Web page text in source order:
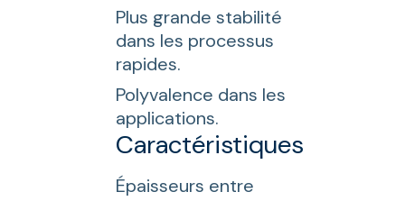
Plus grande stabilité
dans les processus
rapides.
Polyvalence dans les
applications.
Caractéristiques
Épaisseurs entre